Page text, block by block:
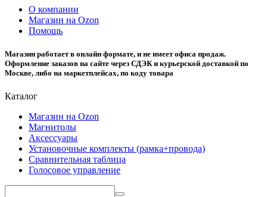
О компании
Магазин на Ozon
Помощь
Магазин работает в онлайн формате, и не имеет офиса продаж.
Оформление заказов на сайте через СДЭК и курьерской доставкой по
Москве, либо на маркетплейсах, по коду товара
Каталог
Магазин на Ozon
Магнитолы
Аксессуары
Установочные комплекты (рамка+провода)
Сравнительная таблица
Голосовое управление